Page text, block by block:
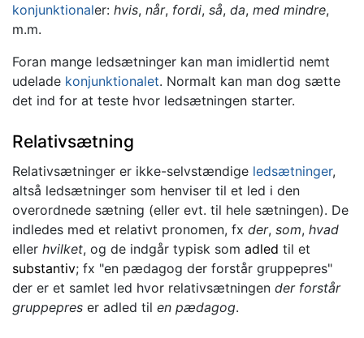
konjunktionaler: hvis, når, fordi, så, da, med mindre,
m.m.
Foran mange ledsætninger kan man imidlertid nemt
udelade konjunktionalet. Normalt kan man dog sætte
det ind for at teste hvor ledsætningen starter.
Relativsætning
Relativsætninger er ikke-selvstændige ledsætninger,
altså ledsætninger som henviser til et led i den
overordnede sætning (eller evt. til hele sætningen). De
indledes med et relativt pronomen, fx der, som, hvad
eller hvilket, og de indgår typisk som adled til et
substantiv; fx "en pædagog der forstår gruppepres"
der er et samlet led hvor relativsætningen der forstår
gruppepres er adled til en pædagog.